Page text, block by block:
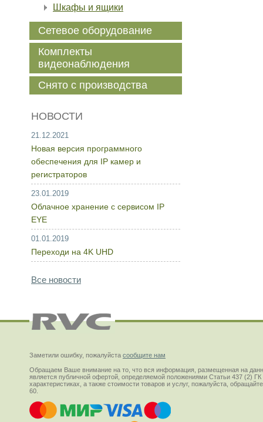
Шкафы и ящики
Сетевое оборудование
Комплекты
видеонаблюдения
Снято с производства
НОВОСТИ
21.12.2021
Новая версия программного
обеспечения для IP камер и
регистраторов
23.01.2019
Облачное хранение с сервисом IP
EYE
01.01.2019
Переходи на 4K UHD
Все новости
Заметили ошибку, пожалуйста сообщите нам
Обращаем Ваше внимание на то, что вся информация, размещенная на
является публичной офертой, определяемой положениями Статьи 437 (2)
характеристиках, а также стоимости товаров и услуг, пожалуйста,
60.